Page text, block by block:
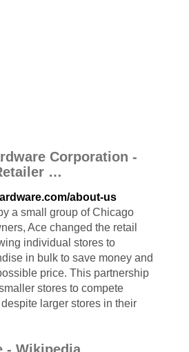
Corporation -
…
about-us
a small group of Chicago
Ace changed the retail
individual stores to
in bulk to save money and
price. This partnership
stores to compete
larger stores in their